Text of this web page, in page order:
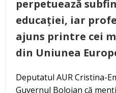
perpetuează
educației, iar
ajuns printre cei
din Uniunea
Deputatul AUR Cristina-
Guvernul Bolojan că